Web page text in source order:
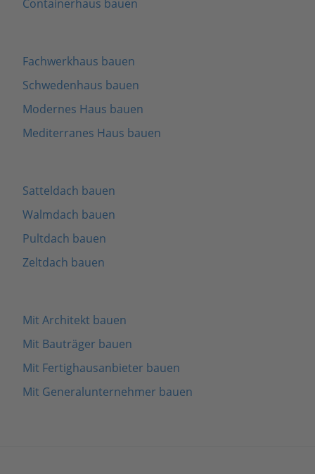
Containerhaus bauen
Fachwerkhaus bauen
Schwedenhaus bauen
Modernes Haus bauen
Mediterranes Haus bauen
Satteldach bauen
Walmdach bauen
Pultdach bauen
Zeltdach bauen
Mit Architekt bauen
Mit Bauträger bauen
Mit Fertighausanbieter bauen
Mit Generalunternehmer bauen